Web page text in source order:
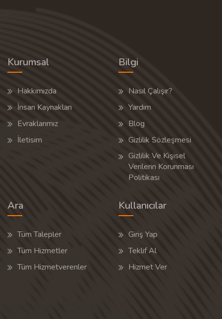
Kurumsal
Hakkımızda
İnsan Kaynakları
Evraklarımız
İletisim
Bilgi
Nasıl Çalışır?
Yardım
Blog
Gizlilik Sözleşmesi
Gizlilik Ve Kişisel
Verilerin Korunması
Politikası
Ara
Tüm Talepler
Tüm Hizmetler
Tüm Hizmetverenler
Kullanıcılar
Giriş Yap
Teklif Al
Hizmet Ver